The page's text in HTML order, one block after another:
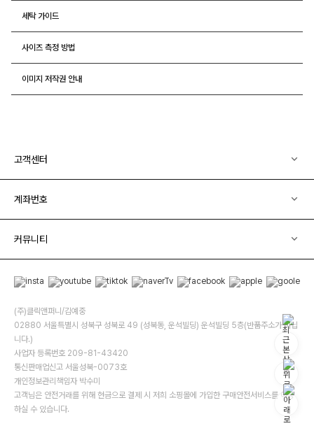
세탁 가이드
사이즈 측정 방법
이미지 저작권 안내
고객센터
계좌번호
커뮤니티
(주)클릭앤퍼니/김예중
02880 서울특별시 성북구 성북로 49 (성북동, 운석빌딩) 운석빌딩 5층(반품주소가 아닙
니다.)
사업자 등록번호 209-81-43420
통신판매업신고 서울성북-0073호
개인정보관리책임자 박수미
고객님은 안전거래를 위해 현금으로 결제 시 저희 소핑몰에 가입한 구매안전서비스를 이용
하실 수 있습니다.